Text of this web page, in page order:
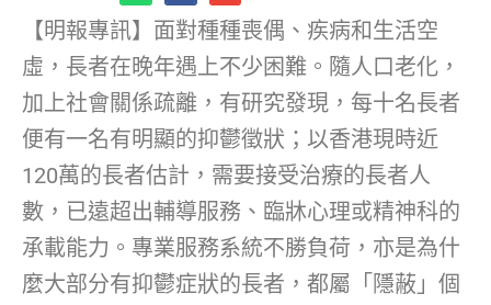
【明報專訊】面對種種喪偶、疾病和生活空
虛，長者在晚年遇上不少困難。隨人口老化，
加上社會關係疏離，有研究發現，每十名長者
便有一名有明顯的抑鬱徵狀；以香港現時近
120萬的長者估計，需要接受治療的長者人
數，已遠超出輔導服務、臨牀心理或精神科的
承載能力。專業服務系統不勝負荷，亦是為什
麼大部分有抑鬱症狀的長者，都屬「隱蔽」個